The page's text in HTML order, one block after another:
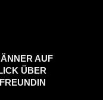
AUF
ÜBER